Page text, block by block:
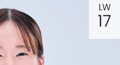
LW
17